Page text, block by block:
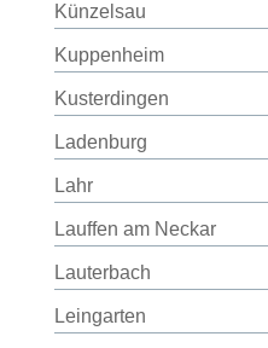
Künzelsau
Kuppenheim
Kusterdingen
Ladenburg
Lahr
Lauffen am Neckar
Lauterbach
Leingarten